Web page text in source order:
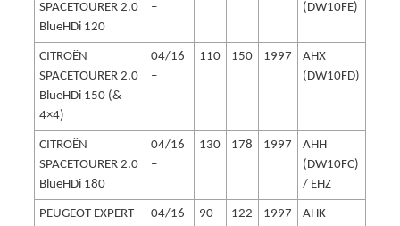
SPACETOURER 2.0
BlueHDi 120
–
(DW10FE)
CITROËN
SPACETOURER 2.0
BlueHDi 150 (&
4×4)
04/16
–
110 150 1997
AHX
(DW10FD)
CITROËN
SPACETOURER 2.0
BlueHDi 180
04/16
–
130 178 1997
AHH
(DW10FC)
/ EHZ
PEUGEOT EXPERT
04/16
90 122 1997
AHK